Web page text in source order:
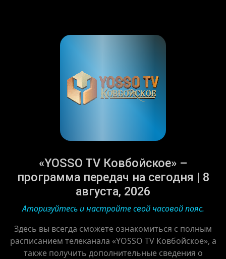
«YOSSO TV Ковбойское» –
программа передач на сегодня | 8
августа, 2026
Аторизуйтесь и настройте свой часовой пояс.
Здесь вы всегда сможете ознакомиться с полным
расписанием телеканала «YOSSO TV Ковбойское», а
также получить дополнительные сведения о